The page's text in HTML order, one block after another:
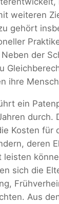
weiteren
gehört
der
ihre
ein
durch.
Kosten für
deren
leisten
sich die
Aus